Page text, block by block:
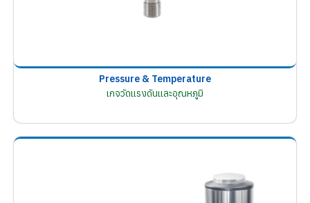
Pressure & Temperature
เกจวัดแรงดันและอุณหภูมิ